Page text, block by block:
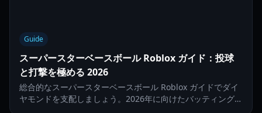
Guide
スーパースターベースボール Roblox ガイド：投球
と打撃を極める 2026
総合的なスーパースターベースボール Roblox ガイドでダイ
ヤモンドを支配しましょう。2026年に向けたバッティング技